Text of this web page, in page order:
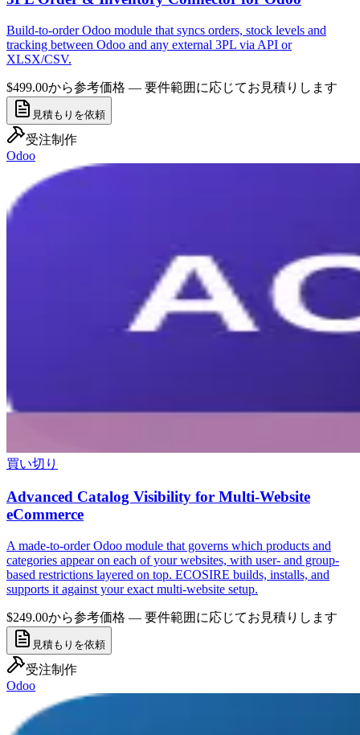
Build-to-order Odoo module that syncs orders, stock levels and
tracking between Odoo and any external 3PL via API or
XLSX/CSV.
$499.00から参考価格 — 要件範囲に応じてお見積りします
見積もりを依頼
受注制作
Odoo
買い切り
Advanced Catalog Visibility for Multi-Website
eCommerce
A made-to-order Odoo module that governs which products and
categories appear on each of your websites, with user- and group-
based restrictions layered on top. ECOSIRE builds, installs, and
supports it against your exact multi-website setup.
$249.00から参考価格 — 要件範囲に応じてお見積りします
見積もりを依頼
受注制作
Odoo